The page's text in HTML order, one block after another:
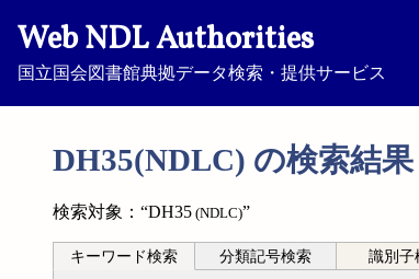
Web NDL Authorities
国立国会図書館典拠データ検索・提供サービス
DH35(NDLC) の検索結果
検索対象：“DH35 (NDLC)”
キーワード検索 分類記号検索 識別子